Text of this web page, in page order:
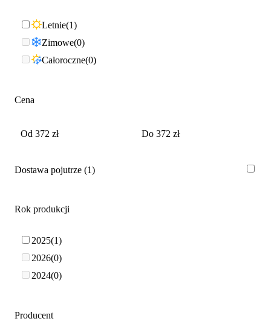
Letnie 1
Zimowe 0
Całoroczne 0
Cena
Dostawa pojutrze 1
Rok produkcji
2025 1
2026 0
2024 0
Producent